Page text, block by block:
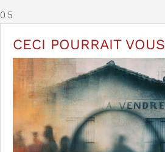
CECI POURRAIT VOUS